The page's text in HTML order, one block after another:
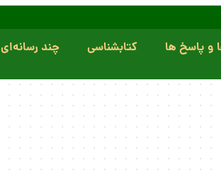
پاسخ ها کتابشناسی چند رسانه‌ای